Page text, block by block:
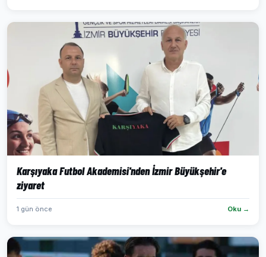
Karşıyaka Futbol Akademisi'nden İzmir Büyükşehir'e
ziyaret
1 gün önce Oku →